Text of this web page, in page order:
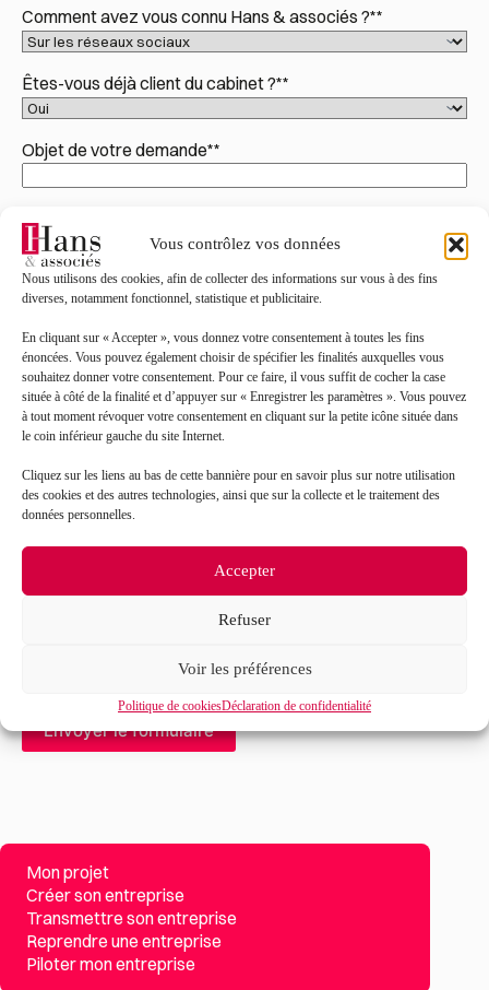
Vous contrôlez vos données
Nous utilisons des cookies, afin de collecter des informations sur vous à des fins
diverses, notamment fonctionnel, statistique et publicitaire.
En cliquant sur « Accepter », vous donnez votre consentement à toutes les fins
énoncées. Vous pouvez également choisir de spécifier les finalités auxquelles vous
souhaitez donner votre consentement. Pour ce faire, il vous suffit de cocher la case
située à côté de la finalité et d’appuyer sur « Enregistrer les paramètres ». Vous pouvez
à tout moment révoquer votre consentement en cliquant sur la petite icône située dans
le coin inférieur gauche du site Internet.
Cliquez sur les liens au bas de cette bannière pour en savoir plus sur notre utilisation
des cookies et des autres technologies, ainsi que sur la collecte et le traitement des
données personnelles.
Accepter
Refuser
Voir les préférences
Politique de cookiesDéclaration de confidentialité
Comment avez vous connu Hans & associés ?**
Êtes-vous déjà client du cabinet ?**
Objet de votre demande**
Message*
J’accepte que mes données soient traitées en accord
avec la politique de confidentialité du site**
Mon projet
Créer son entreprise
Transmettre son entreprise
Reprendre une entreprise
Piloter mon entreprise